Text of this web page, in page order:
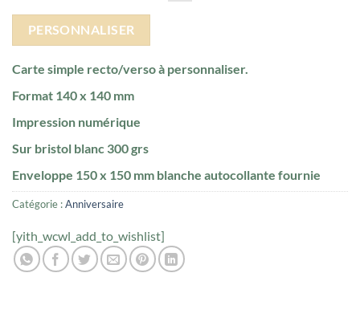
PERSONNALISER
Carte simple recto/verso à personnaliser.
Format 140 x 140 mm
Impression numérique
Sur bristol blanc 300 grs
Enveloppe 150 x 150 mm blanche autocollante fournie
Catégorie :Anniversaire
[yith_wcwl_add_to_wishlist]